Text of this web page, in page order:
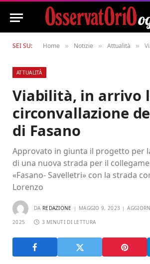
SEI SU: Home » Notizie » Attualità »
ATTUALITÀ
Viabilità, in arrivo
circonvallazione
di Fasano
Approvato in giunta il progetto per
di una nuova strada per il
«Fasano- Savelletri» con la strada
Lorenzo
DA REDAZIONE MAGGIO 9, 2023
2025 3 MINUTI DI LETTURA